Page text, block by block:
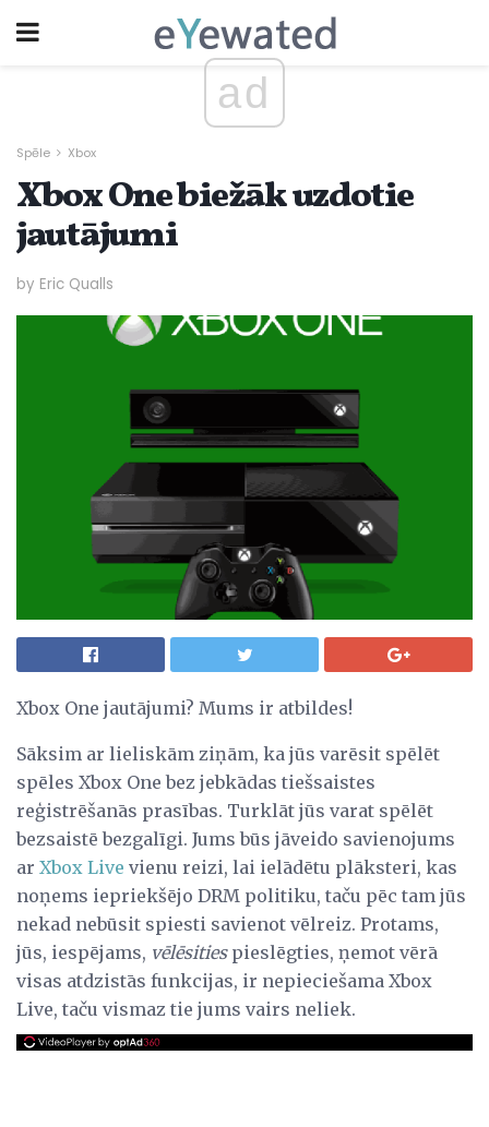
ad
Spēle Xbox
Xbox One biežāk uzdotie
jautājumi
by Eric Qualls
Xbox One jautājumi? Mums ir atbildes!
Sāksim ar lieliskām ziņām, ka jūs varēsit spēlēt
spēles Xbox One bez jebkādas tiešsaistes
reģistrēšanās prasības. Turklāt jūs varat spēlēt
bezsaistē bezgalīgi. Jums būs jāveido savienojums
ar Xbox Live vienu reizi, lai ielādētu plāksteri, kas
noņems iepriekšējo DRM politiku, taču pēc tam jūs
nekad nebūsit spiesti savienot vēlreiz. Protams,
jūs, iespējams, vēlēsitiespieslēgties, ņemot vērā
visas atdzistās funkcijas, ir nepieciešama Xbox
Live, taču vismaz tie jums vairs neliek.